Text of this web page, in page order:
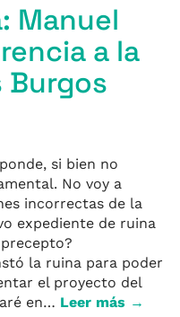
Manuel
a la
Burgos
si bien no
No voy a
incorrectas de la
expediente de ruina
la ruina para poder
el proyecto del
en… Leer más →